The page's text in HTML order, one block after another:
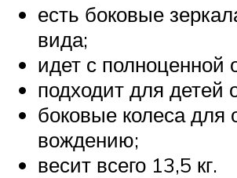
есть боковые
вида;
идет с полноценной
подходит для детей
боковые колеса для
вождению;
весит всего 13,5 кг.